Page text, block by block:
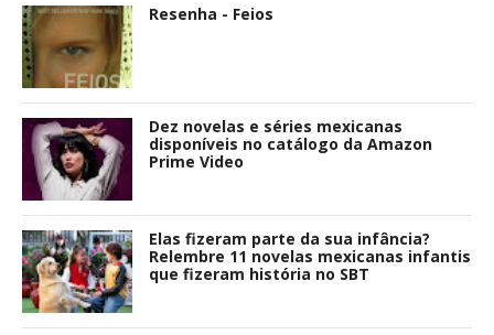
Resenha - Feios
Dez novelas e séries mexicanas
disponíveis no catálogo da Amazon
Prime Video
Elas fizeram parte da sua infância?
Relembre 11 novelas mexicanas infantis
que fizeram história no SBT